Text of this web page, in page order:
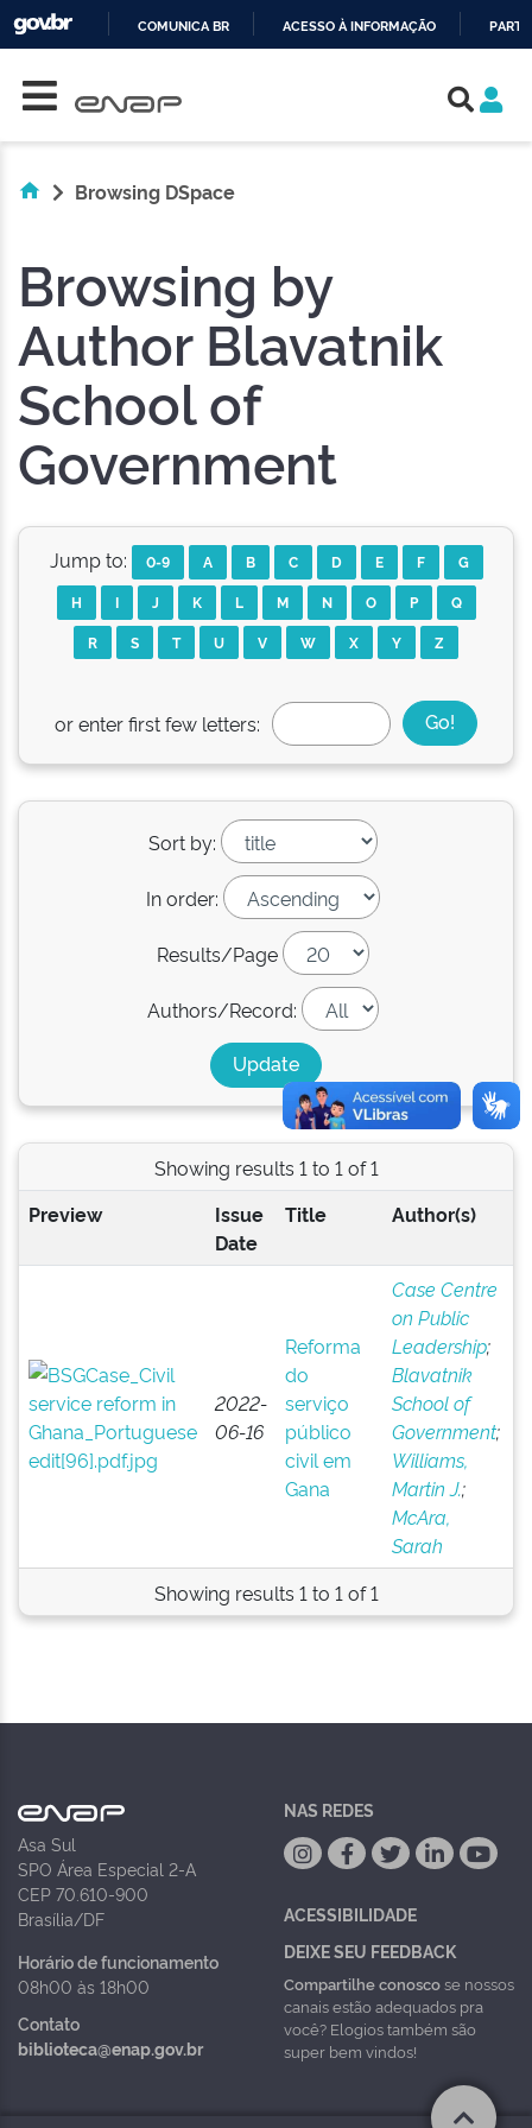
COMUNICA BR ACESSO À INFORMAÇÃO
Browsing DSpace
Browsing by
Author Blavatnik
School of
Government
Jump to: 0-9 A B C D E F
G
H
I J K L M N O P
Q
R
S T U V W X Y Z
or enter first few letters:
Sort by:
In order:
Results/Page
Authors/Record:
Showing results 1 to 1 of 1
Preview
Issue
Date
Title Author(s)
2022-
06-16
Reforma
do
serviço
público
civil em
Gana
Case Centre
on Public
Leadership;
Blavatnik
School of
Government;
Williams,
Martin J.;
McAra,
Sarah
Showing results 1 to 1 of 1
Asa Sul
SPO Área Especial 2-A
CEP 70.610-900
Brasília/DF
Horário de funcionamento
08h00 às 18h00
Contato
biblioteca@enap.gov.br
NAS REDES
ACESSIBILIDADE
DEIXE SEU FEEDBACK
Compartilhe conoscose nossos
canais estão adequados pra
você? Elogios também são
super bem vindos!